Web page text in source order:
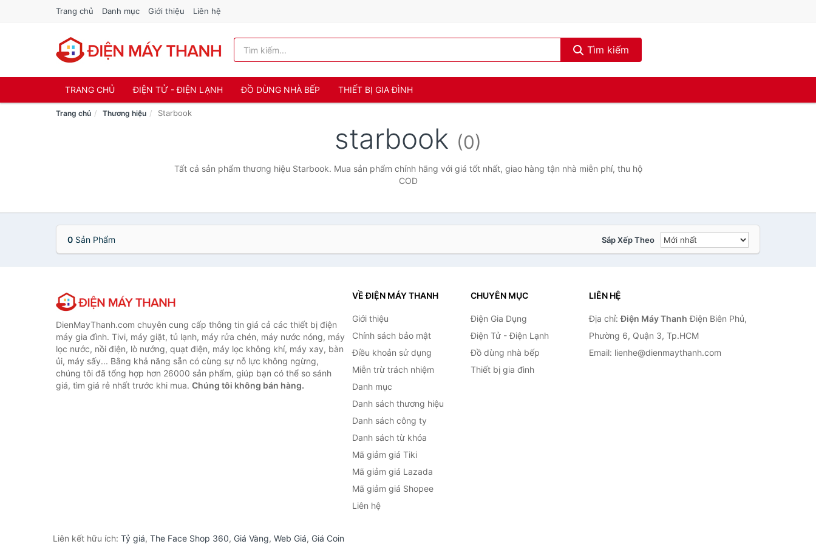
Trang chủ Danh mục Giới thiệu Liên hệ
Tìm kiếm
TRANG CHỦ ĐIỆN TỬ - ĐIỆN LẠNH ĐỒ DÙNG NHÀ BẾP THIẾT BỊ GIA ĐÌNH
Trang chủ Thương hiệu Starbook
starbook (0)
Tất cả sản phẩm thương hiệu Starbook. Mua sản phẩm chính hãng với giá tốt nhất, giao hàng tận nhà miễn phí, thu hộ
COD
0 Sản Phẩm Sắp Xếp Theo
DienMayThanh.com chuyên cung cấp thông tin giá cả các thiết bị điện
máy gia đình. Tivi, máy giặt, tủ lạnh, máy rửa chén, máy nước nóng, máy
lọc nước, nồi điện, lò nướng, quạt điện, máy lọc không khí, máy xay, bàn
ủi, máy sấy... Bằng khả năng sẵn có cùng sự nỗ lực không ngừng,
chúng tôi đã tổng hợp hơn 26000 sản phẩm, giúp bạn có thể so sánh
giá, tìm giá rẻ nhất trước khi mua. Chúng tôi không bán hàng.
VỀ ĐIỆN MÁY THANH
Giới thiệu
Chính sách bảo mật
Điều khoản sử dụng
Miễn trừ trách nhiệm
Danh mục
Danh sách thương hiệu
Danh sách công ty
Danh sách từ khóa
Mã giảm giá Tiki
Mã giảm giá Lazada
Mã giảm giá Shopee
Liên hệ
CHUYÊN MỤC
Điện Gia Dụng
Điện Tử - Điện Lạnh
Đồ dùng nhà bếp
Thiết bị gia đình
LIÊN HỆ
Địa chỉ:Điện Máy Thanh Điện Biên Phủ,
Phường 6, Quận 3, Tp.HCM
Email: lienhe@dienmaythanh.com
Liên kết hữu ích: Tỷ giá, The Face Shop 360, Giá Vàng, Web Giá, Giá Coin